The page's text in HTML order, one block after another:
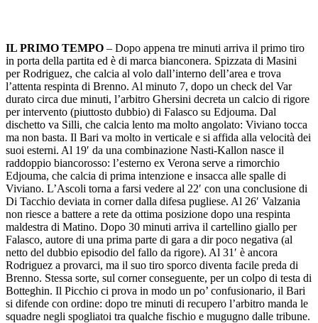
IL PRIMO TEMPO – Dopo appena tre minuti arriva il primo tiro
in porta della partita ed è di marca bianconera. Spizzata di Masini
per Rodriguez, che calcia al volo dall’interno dell’area e trova
l’attenta respinta di Brenno. Al minuto 7, dopo un check del Var
durato circa due minuti, l’arbitro Ghersini decreta un calcio di rigore
per intervento (piuttosto dubbio) di Falasco su Edjouma. Dal
dischetto va Silli, che calcia lento ma molto angolato: Viviano tocca
ma non basta. Il Bari va molto in verticale e si affida alla velocità dei
suoi esterni. Al 19′ da una combinazione Nasti-Kallon nasce il
raddoppio biancorosso: l’esterno ex Verona serve a rimorchio
Edjouma, che calcia di prima intenzione e insacca alle spalle di
Viviano. L’Ascoli torna a farsi vedere al 22′ con una conclusione di
Di Tacchio deviata in corner dalla difesa pugliese. Al 26′ Valzania
non riesce a battere a rete da ottima posizione dopo una respinta
maldestra di Matino. Dopo 30 minuti arriva il cartellino giallo per
Falasco, autore di una prima parte di gara a dir poco negativa (al
netto del dubbio episodio del fallo da rigore). Al 31′ è ancora
Rodriguez a provarci, ma il suo tiro sporco diventa facile preda di
Brenno. Stessa sorte, sul corner conseguente, per un colpo di testa di
Botteghin. Il Picchio ci prova in modo un po’ confusionario, il Bari
si difende con ordine: dopo tre minuti di recupero l’arbitro manda le
squadre negli spogliatoi tra qualche fischio e mugugno dalle tribune.